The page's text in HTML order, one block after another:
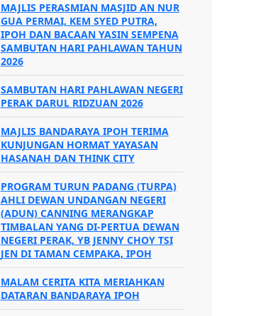
MAJLIS PERASMIAN MASJID AN NUR
GUA PERMAI, KEM SYED PUTRA,
IPOH DAN BACAAN YASIN SEMPENA
SAMBUTAN HARI PAHLAWAN TAHUN
2026
SAMBUTAN HARI PAHLAWAN NEGERI
PERAK DARUL RIDZUAN 2026
MAJLIS BANDARAYA IPOH TERIMA
KUNJUNGAN HORMAT YAYASAN
HASANAH DAN THINK CITY
PROGRAM TURUN PADANG (TURPA)
AHLI DEWAN UNDANGAN NEGERI
(ADUN) CANNING MERANGKAP
TIMBALAN YANG DI-PERTUA DEWAN
NEGERI PERAK, YB JENNY CHOY TSI
JEN DI TAMAN CEMPAKA, IPOH
MALAM CERITA KITA MERIAHKAN
DATARAN BANDARAYA IPOH